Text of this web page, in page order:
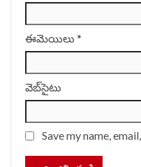
ఈమెయిలు *
వెబ్‌సైటు
Save my name,